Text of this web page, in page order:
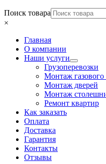
Поиск товара
×
Главная
О компании
Наши услуги
Грузоперевозки
Монтаж газового
Монтаж дверей
Монтаж
Ремонт квартир
Как заказать
Оплата
Доставка
Гарантия
Контакты
Отзывы